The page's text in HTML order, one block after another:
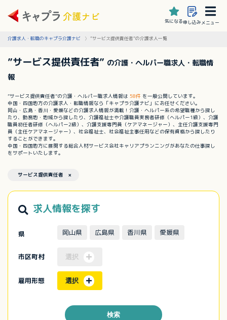
気になる申し込みメニュー
介護求人・転職のキャプラ介護ナビ ”サービス提供責任者”の介護求人一覧
”サービス提供責任者” の介護・ヘルパー職求人・転職情
報
”サービス提供責任者”の介護・ヘルパー職求人情報は 58件 を一般公開しています。
中国・四国地方の介護求人・転職情報なら「キャプラ介護ナビ」にお任せください。
岡山・広島・香川・愛媛などの介護求人情報が満載！介護・ヘルパー系の希望職種から探し
たり、勤務地・地域から探したり、介護福祉士や介護職員実務者研修（ヘルパー1級）、介護
職員初任者研修（ヘルパー2級）、介護支援専門員（ケアマネージャー）、主任介護支援専門
員（主任ケアマネージャー）、社会福祉士、社会福祉主事任用などの保有資格から探したり
することができます。
中国・四国地方に展開する総合人材サービス会社キャリアプランニングがあなたの仕事探し
をサポートいたします。
サービス提供責任者 ×
求人情報を探す
県 岡山県 広島県 香川県 愛媛県
市区町村 選択
雇用形態 選択
検索